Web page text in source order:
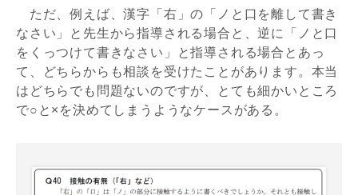
ただ、例えば、漢字「右」の「ノと口を離して書き
なさい」と先生から指導される場合と、逆に「ノと口
をくっつけて書きなさい」と指導される場合とあっ
て、どちらからも相談を受けたことがあります。本当
はどちらでも問題ないのですが、とても細かいところ
で○と×を決めてしまうようなケースがある。